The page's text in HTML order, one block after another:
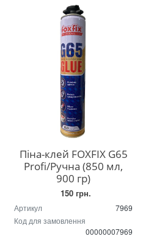
Піна-клей FOXFIX G65
Profi/Ручна (850 мл,
900 гр)
150 грн.
Артикул
7969
Код для замовлення
00000007969